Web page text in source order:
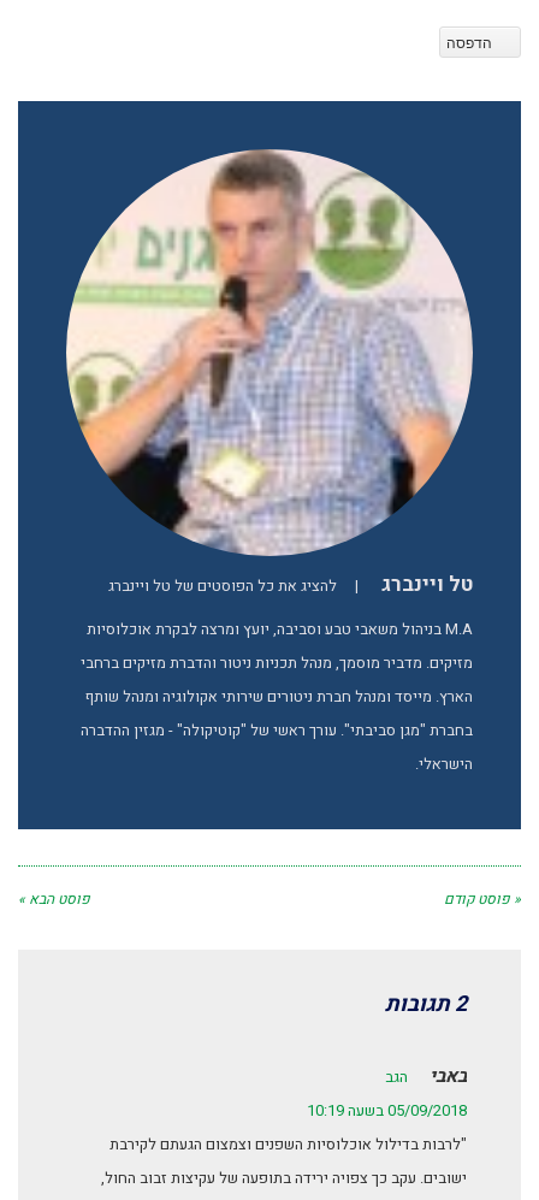
הדפסה
טל ויינברג |
להציג את כל הפוסטים של טל ויינברג
M.A בניהול משאבי טבע וסביבה, יועץ ומרצה לבקרת אוכלוסיות
מזיקים. מדביר מוסמך, מנהל תכניות ניטור והדברת מזיקים ברחבי
הארץ. מייסד ומנהל חברת ניטורים שירותי אקולוגיה ומנהל שותף
בחברת "מגן סביבתי". עורך ראשי של "קוטיקולה" - מגזין ההדברה
הישראלי.
« פוסט קודם פוסט הבא »
2 תגובות
באבי
הגב
05/09/2018 בשעה 10:19
"לרבות בדילול אוכלוסיות השפנים וצמצום הגעתם לקירבת
ישובים. עקב כך צפויה ירידה בתופעה של עקיצות זבוב החול,